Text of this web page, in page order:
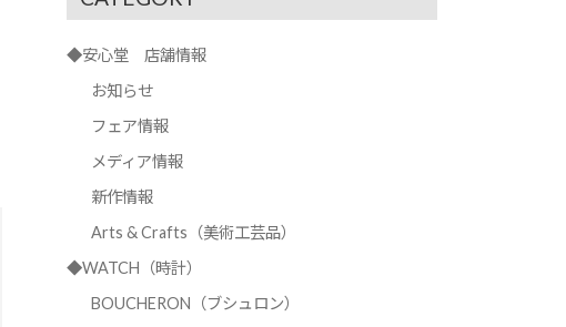
◆安心堂 店舗情報
お知らせ
フェア情報
メディア情報
新作情報
Arts & Crafts（美術工芸品）
◆WATCH（時計）
BOUCHERON（ブシュロン）